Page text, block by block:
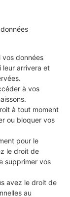
vos données
leur arrivera et
à vos
à tout moment
ou bloquer vos
pour le
le droit de
supprimer vos
avez le droit de
au